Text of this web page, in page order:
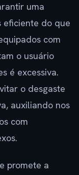
uma
eficiente do que
com
o usuário
é excessiva.
o desgaste
auxiliando nos
com
promete a